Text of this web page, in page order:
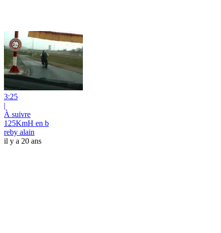
3:25
|
À suivre
125KmH en b
reby alain
il y a 20 ans